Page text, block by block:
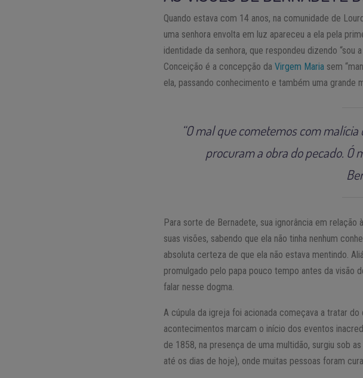
Quando estava com 14 anos, na comunidade de
uma senhora envolta em luz apareceu a ela pela
identidade da senhora, que respondeu dizendo “sou
Conceição é a concepção daVirgem Maria sem
ela, passando conhecimento e também uma grande
“O mal que cometemos com
procuram a obra do pecado. Ó
Para sorte de Bernadete, sua ignorância em
suas visões, sabendo que ela não tinha nenhum
absoluta certeza de que ela não estava mentindo.
promulgado pelo papa pouco tempo antes da visão
falar nesse dogma.
A cúpula da igreja foi acionada começava a tratar
acontecimentos marcam o início dos eventos
de 1858, na presença de uma multidão, surgiu sob
até os dias de hoje), onde muitas pessoas foram